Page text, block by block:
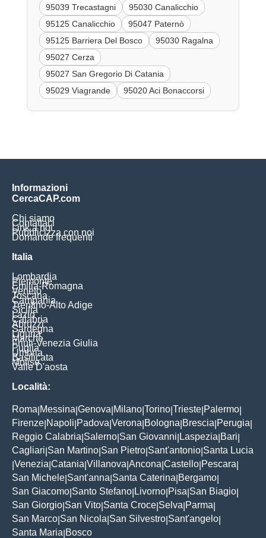
95039 Trecastagni
95030 Canalicchio
95125 Canalicchio
95047 Paternò
95125 Barriera Del Bosco
95030 Ragalna
95027 Cerza
95027 San Gregorio Di Catania
95029 Viagrande
95020 Aci Bonaccorsi
Informazioni
CercaCAP.com
Chi siamo
Contattaci
Link a noi
Pubblicizza con noi
Domande frequenti
Italia
Lombardia
Piemonte
Emilia-Romagna
Veneto
Toscana
Campania
Trentino-Alto Adige
Sicilia
Lazio
Calabria
Abruzzi
Sardegna
Liguria
Marche
Friuli-Venezia Giulia
Puglia
Umbria
Basilicata
Molise
Valle D'aosta
Località:
Roma Messina Genova Milano Torino Trieste Palermo
Firenze Napoli Padova Verona Bologna Brescia Perugia
Reggio Calabria Salerno San Giovanni Laspezia Bari
Cagliari San Martino San Pietro Sant'antonio Santa Lucia
Venezia Catania Villanova Ancona Castello Pescara
San Michele Sant'anna Santa Caterina Bergamo
San Giacomo Santo Stefano Livorno Pisa San Biagio
San Giorgio San Vito Santa Croce Selva Parma
San Marco San Nicola San Silvestro Sant'angelo
Santa Maria Bosco